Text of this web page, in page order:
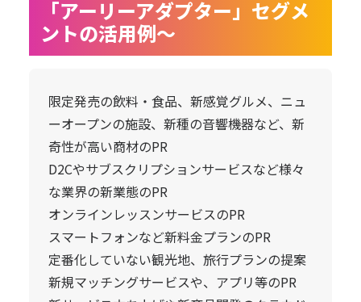
「アーリーアダプター」セグメ
ントの活用例～
限定発売の飲料・食品、新感覚グルメ、ニュ
ーオープンの施設、新種の音響機器など、新
奇性が高い商材のPR
D2Cやサブスクリプションサービスなど様々
な業界の新業態のPR
オンラインレッスンサービスのPR
スマートフォンなど新料金プランのPR
定番化していない観光地、旅行プランの提案
新規マッチングサービスや、アプリ等のPR